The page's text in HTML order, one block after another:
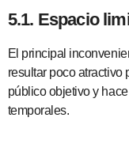
5.1. Espacio
El principal
resultar poco atractivo
público objetivo y
temporales.